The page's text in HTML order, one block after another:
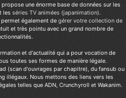
propose une énorme base de données sur les
les séries TV animées (japanimation).
également de gérer votre collection de
et très pointu avec un grand nombre de
et d'actualité qui a pour vocation de
toutes ses formes de manière légale.
(scan d'ouvrages par chapitre), du fansub ou
illégaux. Nous mettons des liens vers les
telles que ADN, Crunchyroll et Wakanim.